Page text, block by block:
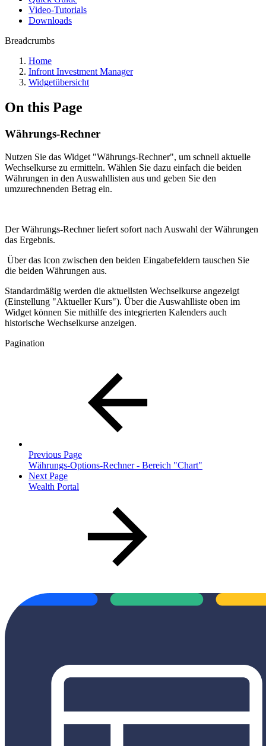
Video-Tutorials
Downloads
Breadcrumbs
Home
Infront Investment Manager
Widgetübersicht
On this Page
Währungs-Rechner
Nutzen Sie das Widget "Währungs-Rechner", um schnell aktuelle
Wechselkurse zu ermitteln. Wählen Sie dazu einfach die beiden
Währungen in den Auswahllisten aus und geben Sie den
umzurechnenden Betrag ein.
Der Währungs-Rechner liefert sofort nach Auswahl der Währungen
das Ergebnis.
Über das Icon zwischen den beiden Eingabefeldern tauschen Sie
die beiden Währungen aus.
Standardmäßig werden die aktuellsten Wechselkurse angezeigt
(Einstellung "Aktueller Kurs"). Über die Auswahlliste oben im
Widget können Sie mithilfe des integrierten Kalenders auch
historische Wechselkurse anzeigen.
Pagination
Previous Page
Währungs-Options-Rechner - Bereich "Chart"
Next Page
Wealth Portal